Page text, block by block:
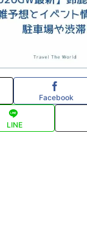
Facebook
LINE